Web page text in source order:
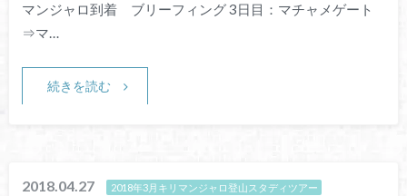
マンジャロ到着 ブリーフィング 3日目：マチャメゲート
⇒マ…
続きを読む
2018.04.27 2018年3月キリマンジャロ登山スタディツアー